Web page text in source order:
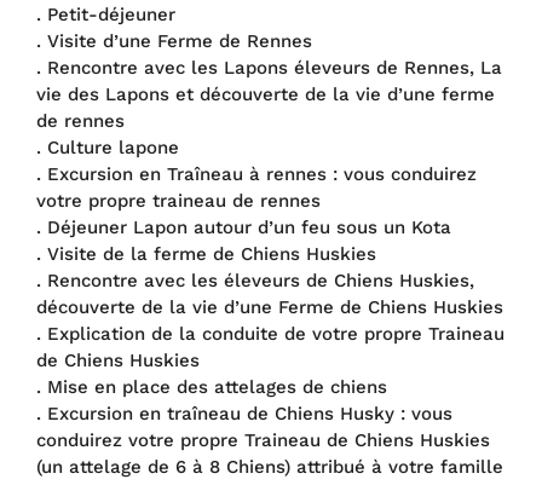
. Petit-déjeuner
. Visite d’une Ferme de Rennes
. Rencontre avec les Lapons éleveurs de Rennes, La
vie des Lapons et découverte de la vie d’une ferme
de rennes
. Culture lapone
. Excursion en Traîneau à rennes : vous conduirez
votre propre traineau de rennes
. Déjeuner Lapon autour d’un feu sous un Kota
. Visite de la ferme de Chiens Huskies
. Rencontre avec les éleveurs de Chiens Huskies,
découverte de la vie d’une Ferme de Chiens Huskies
. Explication de la conduite de votre propre Traineau
de Chiens Huskies
. Mise en place des attelages de chiens
. Excursion en traîneau de Chiens Husky : vous
conduirez votre propre Traineau de Chiens Huskies
(un attelage de 6 à 8 Chiens) attribué à votre famille